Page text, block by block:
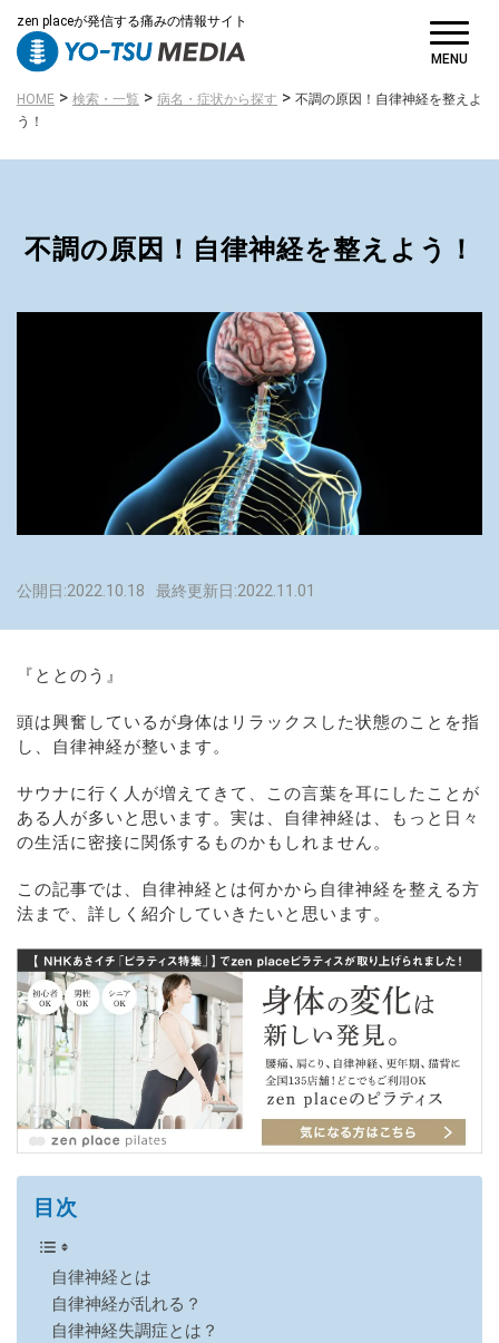
zen placeが発信する痛みの情報サイト
MENU
HOME > 検索・一覧 > 病名・症状から探す > 不調の原因！自律神経を整えよ
う！
不調の原因！自律神経を整えよう！
公開日:2022.10.18 最終更新日:2022.11.01
『ととのう』
頭は興奮しているが身体はリラックスした状態のことを指
し、自律神経が整います。
サウナに行く人が増えてきて、この言葉を耳にしたことが
ある人が多いと思います。実は、自律神経は、もっと日々
の生活に密接に関係するものかもしれません。
この記事では、自律神経とは何かから自律神経を整える方
法まで、詳しく紹介していきたいと思います。
目次
自律神経とは
自律神経が乱れる？
自律神経失調症とは？